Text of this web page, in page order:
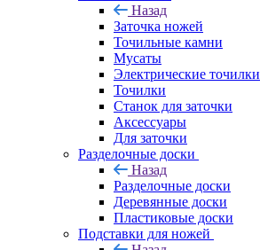
Назад
Заточка ножей
Точильные камни
Мусаты
Электрические точилки
Точилки
Станок для заточки
Аксессуары
Для заточки
Разделочные доски
Назад
Разделочные доски
Деревянные доски
Пластиковые доски
Подставки для ножей